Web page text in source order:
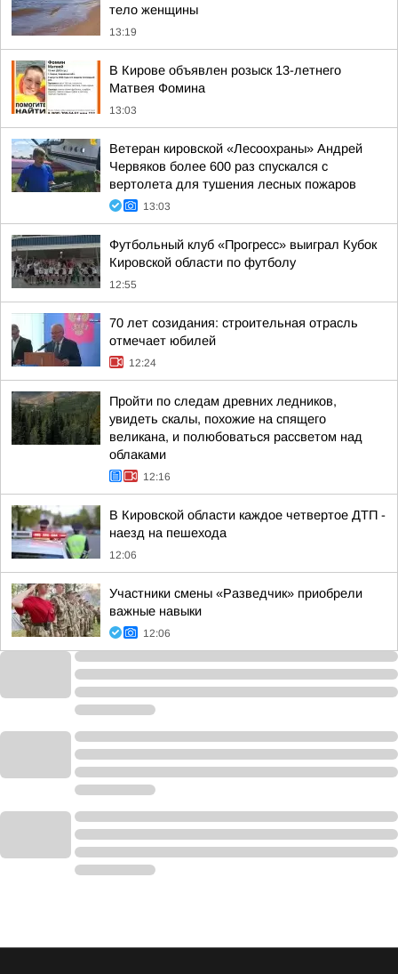
тело женщины
13:19
В Кирове объявлен розыск 13-летнего
Матвея Фомина
13:03
Ветеран кировской «Лесоохраны» Андрей
Червяков более 600 раз спускался с
вертолета для тушения лесных пожаров
13:03
Футбольный клуб «Прогресс» выиграл Кубок
Кировской области по футболу
12:55
70 лет созидания: строительная отрасль
отмечает юбилей
12:24
Пройти по следам древних ледников,
увидеть скалы, похожие на спящего
великана, и полюбоваться рассветом над
облаками
12:16
В Кировской области каждое четвертое ДТП -
наезд на пешехода
12:06
Участники смены «Разведчик» приобрели
важные навыки
12:06